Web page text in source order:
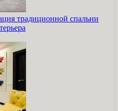
традиционной спальни